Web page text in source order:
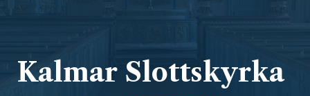
Kalmar Slottskyrka